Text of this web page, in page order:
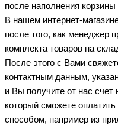
после наполнения
В нашем интернет-
после того, как менеджер
комплекта товаров на
После этого с Вами
контактным данным,
и Вы получите от нас
который сможете
способом, например из